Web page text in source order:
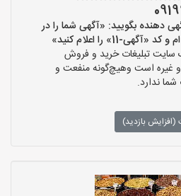
دهنده بگویید: «آگهی شما را در
11» را اعلام کنید»
تبلیغات خرید و فروش
غیره است وهیچ‌گونه منفعت و
ندارد.
بازدید)